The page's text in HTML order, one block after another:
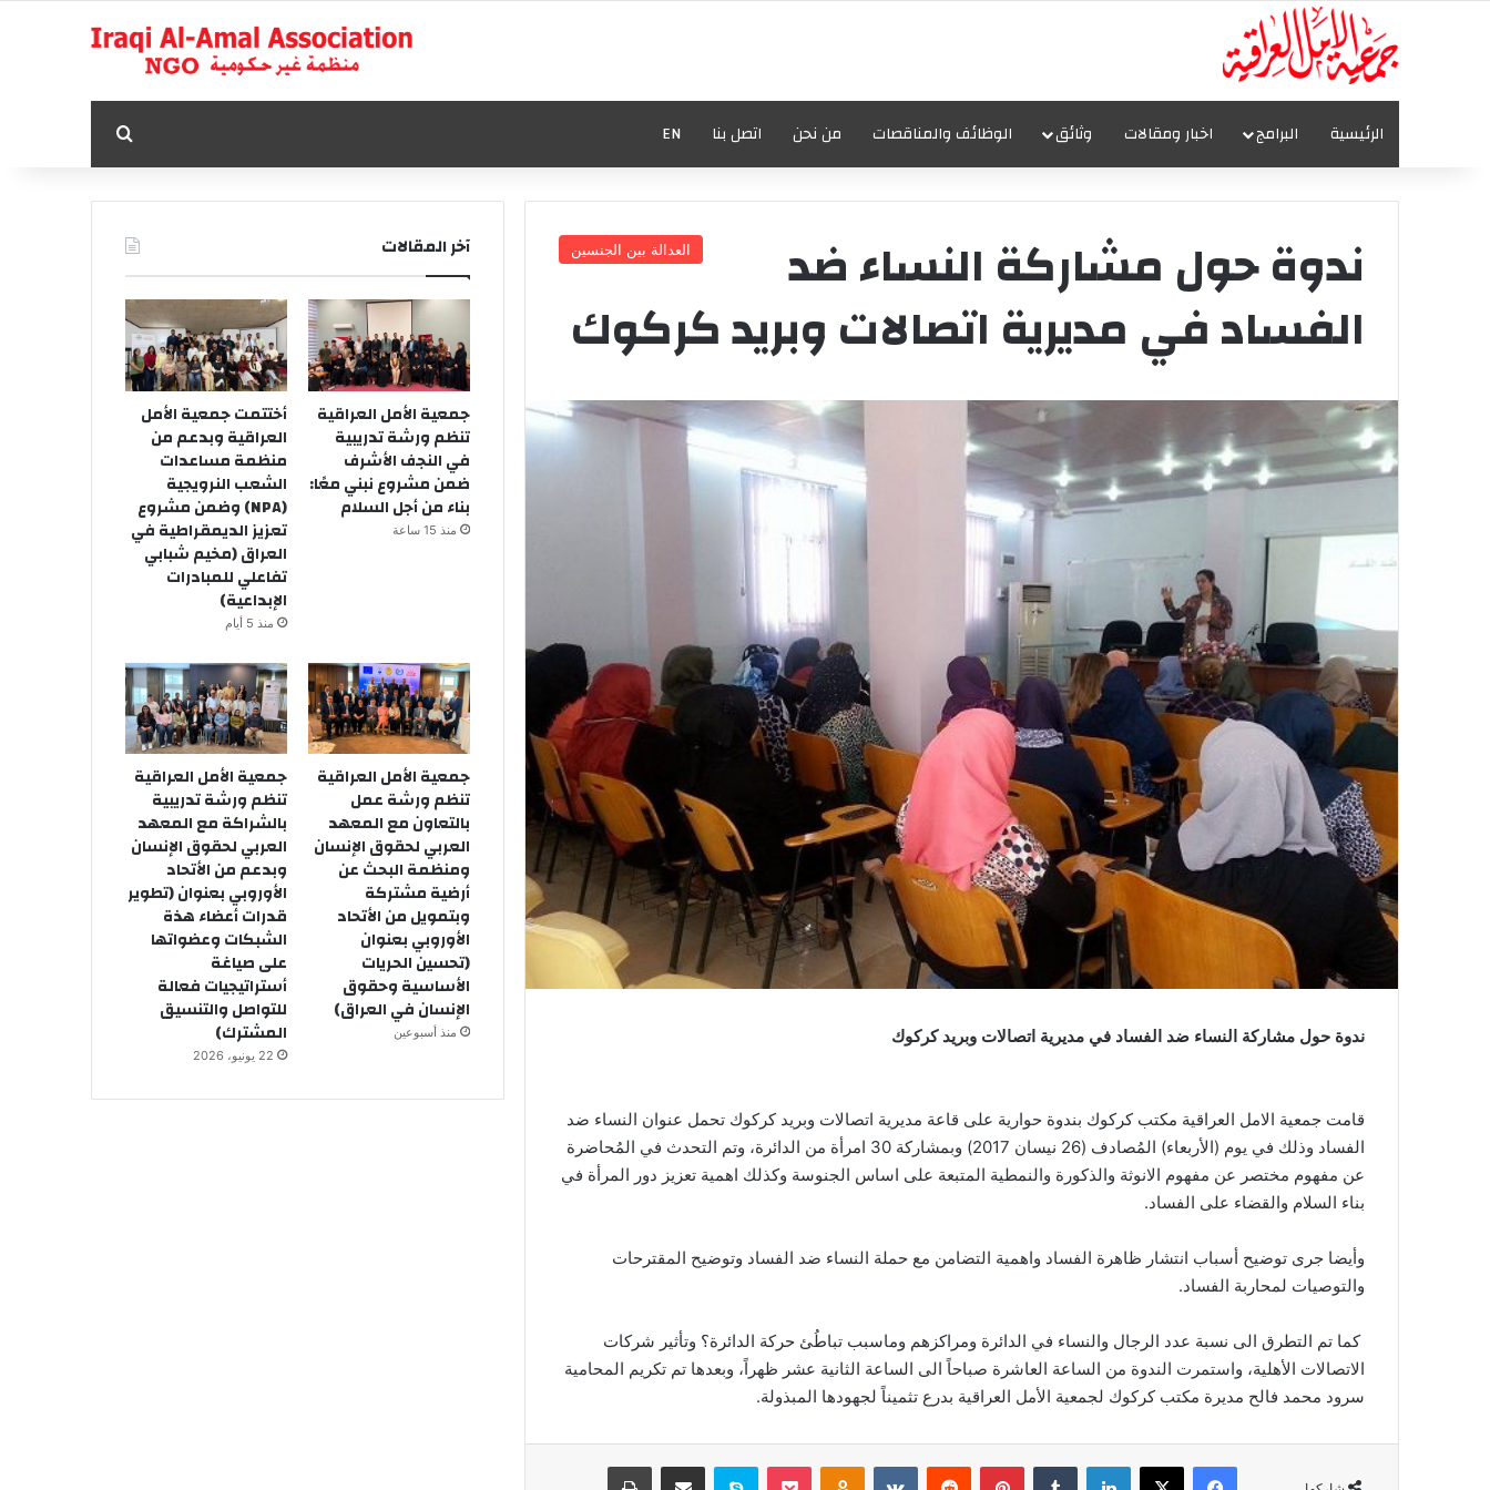
الرئيسية البرامج اخبار ومقالات وثائق الوظائف والمناقصات من نحن اتصل بنا EN بحث عن
العدالة بين الجنسين ندوة حول مشاركة النساء ضد
الفساد في مديرية اتصالات وبريد كركوك
ندوة حول مشاركة النساء ضد الفساد في مديرية اتصالات وبريد كركوك
قامت جمعية الامل العراقية مكتب كركوك بندوة حوارية على قاعة مديرية اتصالات وبريد كركوك تحمل عنوان النساء ضد
الفساد وذلك في يوم (الأربعاء) المُصادف (26 نيسان 2017) وبمشاركة 30 امرأة من الدائرة، وتم التحدث في المُحاضرة
عن مفهوم مختصر عن مفهوم الانوثة والذكورة والنمطية المتبعة على اساس الجنوسة وكذلك اهمية تعزيز دور المرأة في
بناء السلام والقضاء على الفساد.
وأيضا جرى توضيح أسباب انتشار ظاهرة الفساد واهمية التضامن مع حملة النساء ضد الفساد وتوضيح المقترحات
والتوصيات لمحاربة الفساد.
كما تم التطرق الى نسبة عدد الرجال والنساء في الدائرة ومراكزهم وماسبب تباطُئ حركة الدائرة؟ وتأثير شركات
الاتصالات الأهلية، واستمرت الندوة من الساعة العاشرة صباحاً الى الساعة الثانية عشر ظهراً، وبعدها تم تكريم المحامية
سرود محمد فالح مديرة مكتب كركوك لجمعية الأمل العراقية بدرع تثميناً لجهودها المبذولة.
فيسبوك ‫X لينكدإن ‏Tumblr بينتيريست
‏Reddit
‏VKontakte
Odnoklassniki
‫Pocket سكايب مشاركة عبر البريد طباعة
آخر المقالات
جمعية الأمل العراقية
تنظم ورشة تدريبية
في النجف الأشرف
ضمن مشروع نبني معًا:
بناء من أجل السلام
منذ 15 ساعة
أختتمت جمعية الأمل
العراقية وبدعم من
منظمة مساعدات
الشعب النرويجية
(NPA) وضمن مشروع
تعزيز الديمقراطية في
العراق (مخيم شبابي
تفاعلي للمبادرات
الإبداعية)
منذ 5 أيام
جمعية الأمل العراقية
تنظم ورشة عمل
بالتعاون مع المعهد
العربي لحقوق الإنسان
ومنظمة البحث عن
أرضية مشتركة
وبتمويل من الأتحاد
الأوروبي بعنوان
(تحسين الحريات
الأساسية وحقوق
الإنسان في العراق)
منذ أسبوعين
جمعية الأمل العراقية
تنظم ورشة تدريبية
بالشراكة مع المعهد
العربي لحقوق الإنسان
وبدعم من الأتحاد
الأوروبي بعنوان (تطوير
قدرات أعضاء هذة
الشبكات وعضواتها
على صياغة
أستراتيجيات فعالة
للتواصل والتنسيق
المشترك)
22 يونيو، 2026